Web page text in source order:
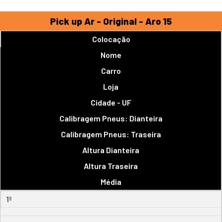
Pick up Ar - Original - Aro 15
Colocação
Nome
Carro
Loja
Cidade - UF
Calibragem Pneus: Dianteira
Calibragem Pneus: Traseira
Altura Dianteira
Altura Traseira
Média
1º